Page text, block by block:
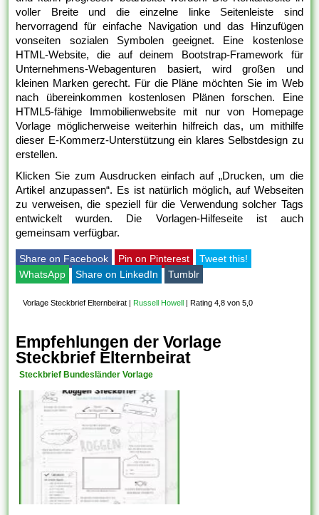
voller Breite und die einzelne linke Seitenleiste sind
hervorragend für einfache Navigation und das Hinzufügen
vonseiten sozialen Symbolen geeignet. Eine kostenlose
HTML-Website, die auf deinem Bootstrap-Framework für
Unternehmens-Webagenturen basiert, wird großen und
kleinen Marken gerecht. Für die Pläne möchten Sie im Web
nach übereinkommen kostenlosen Plänen forschen. Eine
HTML5-fähige Immobilienwebsite mit nur von Homepage
Vorlage möglicherweise weiterhin hilfreich das, um mithilfe
dieser E-Kommerz-Unterstützung ein klares Selbstdesign zu
erstellen.
Klicken Sie zum Ausdrucken einfach auf „Drucken, um die
Artikel anzupassen“. Es ist natürlich möglich, auf Webseiten
zu verweisen, die speziell für die Verwendung solcher Tags
entwickelt wurden. Die Vorlagen-Hilfeseite ist auch
gemeinsam verfügbar.
Share on Facebook Pin on Pinterest
Tweet this!
WhatsApp
Share on LinkedIn Tumblr
Vorlage Steckbrief Elternbeirat | Russell Howell |Rating 4,8 von 5,0
Empfehlungen der Vorlage
Steckbrief Elternbeirat
Steckbrief Bundesländer Vorlage